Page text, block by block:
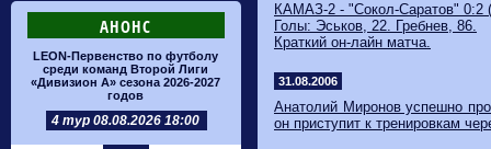
АНОНС
LEON-Первенство по футболу
среди команд Второй Лиги
«Дивизион А» сезона 2026-2027
годов
4 тур 08.08.2026 18:00
КАМАЗ-2 - "Сокол-Саратов" 0:2
Голы: Эськов, 22. Гребнев, 86.
Краткий он-лайн матча.
31.08.2006
Анатолий Миронов успешно
он приступит к тренировкам